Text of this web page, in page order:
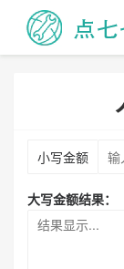
小写金额
大写金额结果：